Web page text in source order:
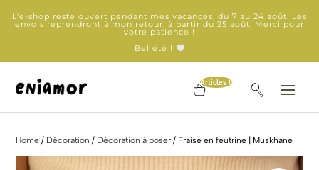
L'e-shop reste ouvert pendant mes vacances, du 7 au 24 août. Les
envois reprendront à mon retour, à partir du 25 août. Merci pour
votre patience !
Bel été !
Articles 0
Home / Décoration / Décoration à poser / Fraise en feutrine | Muskhane